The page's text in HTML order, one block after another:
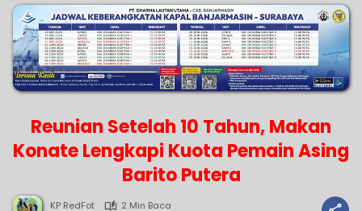
Reunian Setelah 10 Tahun, Makan
Konate Lengkapi Kuota Pemain Asing
Barito Putera
KP RedFot
2 Min Baca